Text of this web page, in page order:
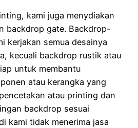
kami juga menydiakan
backdrop gate. Backdrop-
kerjakan semua desainya
kecuali backdrop rustik atau
untuk membantu
atau kerangka yang
atau printing dan
backdrop sesuai
kami tidak menerima jasa